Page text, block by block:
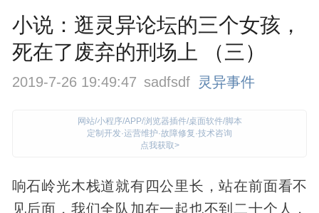
小说：逛灵异论坛的三个女孩，
死在了废弃的刑场上 （三）
2019-7-26 19:49:47 sadfsdf 灵异事件
网站/小程序/APP/浏览器插件/桌面软件/脚本
定制开发·运营维护·故障修复·技术咨询
点我获取>
响石岭光木栈道就有四公里长，站在前面看不
见后面，我们全队加在一起也不到二十个人，